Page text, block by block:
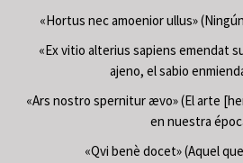
«Hortus nec amoenior ullus»
«Ex vitio alterius sapiens emendat
ajeno, el sabio
«Ars nostro spernitur ævo» (El arte
en nuestra
«Qvi benè docet» (Aquel